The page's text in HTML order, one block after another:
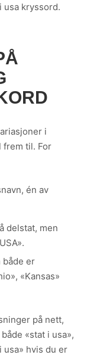
usa kryssord.
i
frem til. For
én av
delstat, men
både er
«Kansas»
på nett,
«stat i usa»,
usa» hvis du er